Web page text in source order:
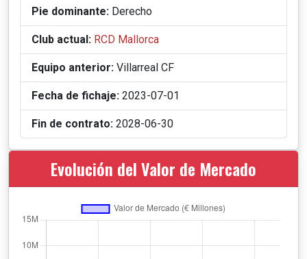
Pie dominante: Derecho
Club actual: RCD Mallorca
Equipo anterior: Villarreal CF
Fecha de fichaje: 2023-07-01
Fin de contrato: 2028-06-30
Evolución del Valor de Mercado